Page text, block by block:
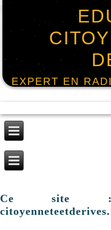
EXPERT EN
Ce site :